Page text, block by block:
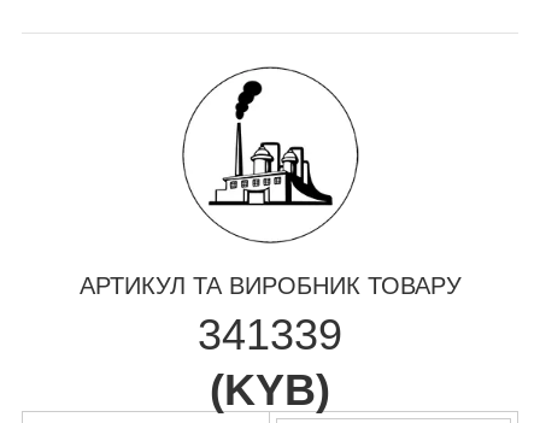
АРТИКУЛ ТА ВИРОБНИК ТОВАРУ
341339
(KYB)